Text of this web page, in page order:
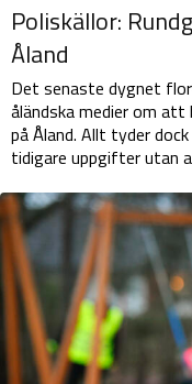
Poliskällor:
Åland
Det senaste dygnet
åländska medier om
på Åland. Allt tyder
tidigare uppgifter